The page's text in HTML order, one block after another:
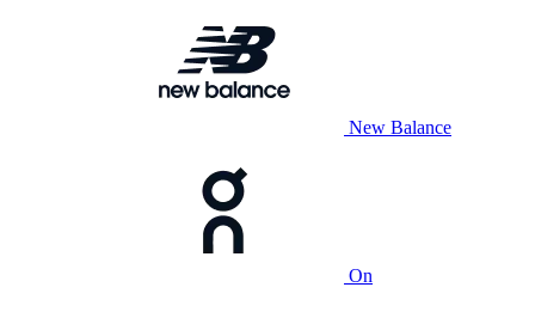
New Balance
On